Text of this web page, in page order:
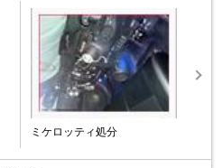
ミケロッティ処分